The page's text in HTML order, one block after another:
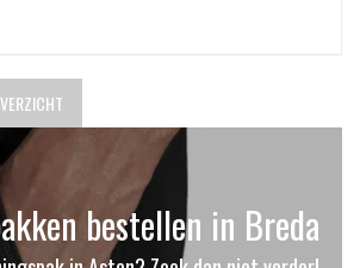
bestellen in Breda